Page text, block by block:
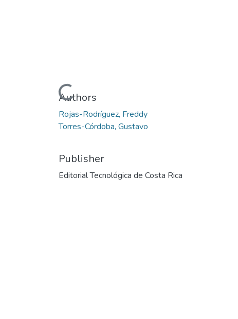
Loading...
Authors
Rojas-Rodríguez, Freddy
Torres-Córdoba, Gustavo
Publisher
Editorial Tecnológica de Costa Rica